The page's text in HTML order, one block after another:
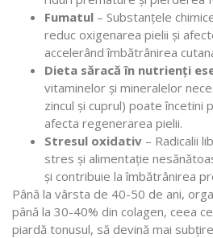
Fumatul – Substanțele
reduc oxigenarea pielii și
accelerând îmbătrânirea
Dieta săracă în nutrienți
vitaminelor și mineralelor
zincul și cuprul) poate încetini
afecta regenerarea pielii.
Stresul oxidativ – Radicalii
stres și alimentație
și contribuie la îmbătrânirea
Până la vârsta de 40-50 de ani,
până la 30-40% din colagen, ceea
piardă tonusul, să devină mai